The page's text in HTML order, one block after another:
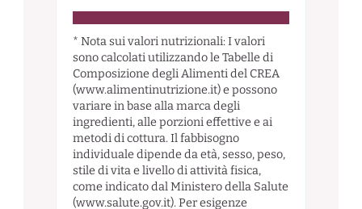
* Nota sui valori nutrizionali: I valori
sono calcolati utilizzando le Tabelle di
Composizione degli Alimenti del CREA
(www.alimentinutrizione.it) e possono
variare in base alla marca degli
ingredienti, alle porzioni effettive e ai
metodi di cottura. Il fabbisogno
individuale dipende da età, sesso, peso,
stile di vita e livello di attività fisica,
come indicato dal Ministero della Salute
(www.salute.gov.it). Per esigenze